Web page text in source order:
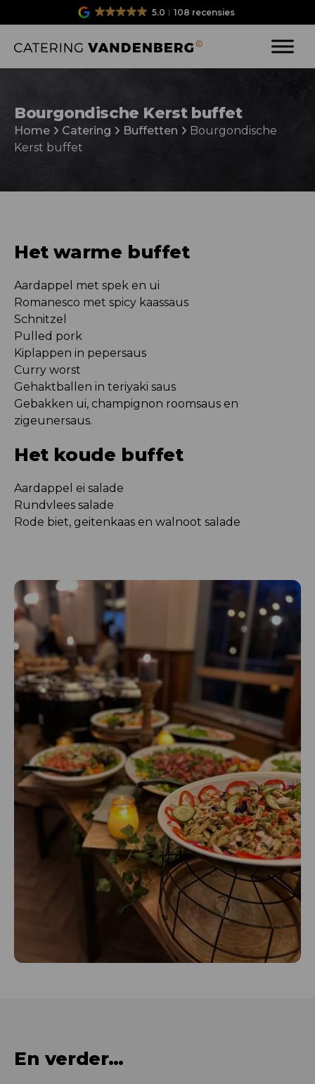
5.0 108 recensies
Bourgondische Kerst buffet
Home Catering Buffetten
Bourgondische
Kerst buffet
Het warme buffet
Aardappel met spek en ui
Romanesco met spicy kaassaus
Schnitzel
Pulled pork
Kiplappen in pepersaus
Curry worst
Gehaktballen in teriyaki saus
Gebakken ui, champignon roomsaus en
zigeunersaus.
Het koude buffet
Aardappel ei salade
Rundvlees salade
Rode biet, geitenkaas en walnoot salade
En verder…